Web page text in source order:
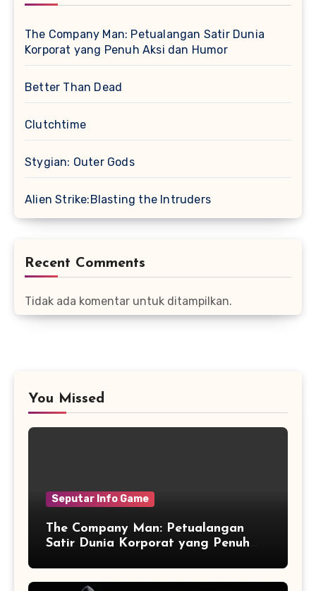
The Company Man: Petualangan Satir Dunia
Korporat yang Penuh Aksi dan Humor
Better Than Dead
Clutchtime
Stygian: Outer Gods
Alien Strike:Blasting the Intruders
Recent Comments
Tidak ada komentar untuk ditampilkan.
You Missed
Seputar Info Game
The Company Man: Petualangan
Satir Dunia Korporat yang Penuh